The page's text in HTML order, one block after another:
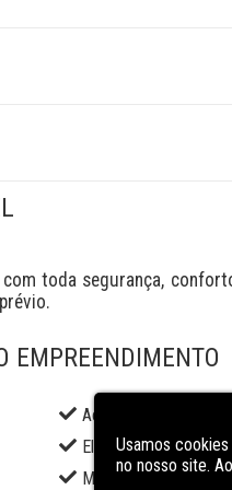
toda segurança,
EMPREENDIMENTO
Academia externa
Elevador social
Market
Usamos
no nosso site.